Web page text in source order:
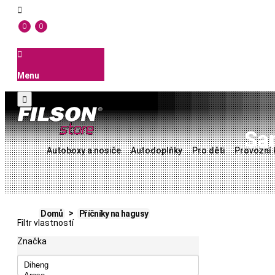

0 0

Menu

Autoboxy a nosiče Autodoplňky Pro děti Provozní
Domů
Příčníky na hagusy
Filtr vlastností
Značka